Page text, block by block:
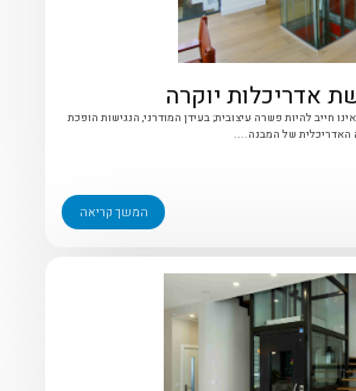
אדריכלות יוקרה
חייב להיות פשרה עיצובית; בעידן המודרני, הנגישות הופכת
של המבנה....
המשך קריאה